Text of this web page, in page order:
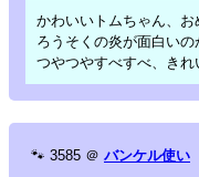
かわいいトムちゃん、お
ろうそくの炎が面白い
つやつやすべすべ、き
🐾 3585 ＠ バンケル使い